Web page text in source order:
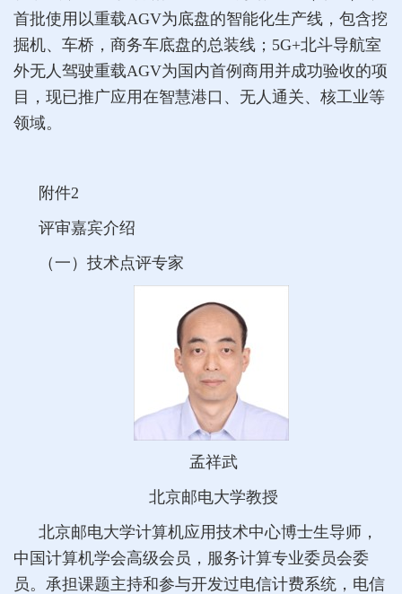
首批使用以重载AGV为底盘的智能化生产线，包含挖
掘机、车桥，商务车底盘的总装线；5G+北斗导航室
外无人驾驶重载AGV为国内首例商用并成功验收的项
目，现已推广应用在智慧港口、无人通关、核工业等
领域。
附件2
评审嘉宾介绍
（一）技术点评专家
孟祥武
北京邮电大学教授
北京邮电大学计算机应用技术中心博士生导师，
中国计算机学会高级会员，服务计算专业委员会委
员。承担课题主持和参与开发过电信计费系统，电信